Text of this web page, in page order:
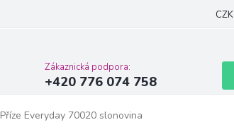
Podmínky ochrany osobních údajů
CZK
Zákaznická podpora:
+420 776 074 758
Příze Everyday 70020 slonovina